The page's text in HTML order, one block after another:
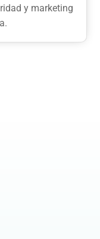
y marketing